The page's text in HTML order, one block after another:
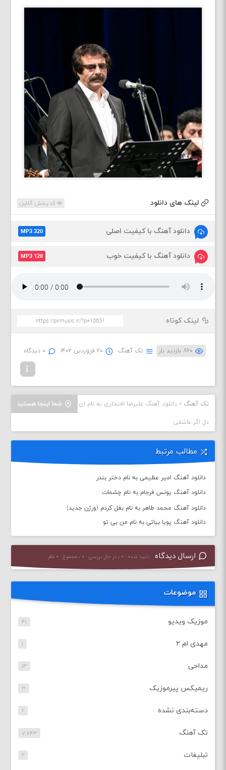
لینک های دانلود کد پخش آنلاین
دانلود آهنگ با کیفیت اصلی MP3 320
دانلود آهنگ با کیفیت خوب MP3 128
لینک کوتاه
۸۶۰ بازدید بار تک آهنگ ۲۰ فروردین ۱۴۰۲ ۰ دیدگاه
شما اینجا هستید تک آهنگ »دانلود آهنگ علیرضا افتخاری به نام ای
دل اگر عاشقی
مطالب مرتبط
دانلود آهنگ امیر عظیمی به نام دختر بندر
دانلود آهنگ یونس فرجام به نام چشمات
دانلود آهنگ محمد طاهر به نام بغل کردم (ورژن جدید)
دانلود آهنگ پویا بیاتی به نام من بی تو
ارسال دیدگاه تایید شده : ۰ ، در حال بررسی : ۰ ، مجموع : ۰ نظر
موضوعات
موزیک ویدیو ۴۱
مهدی ام ۲ ۱
مداحی ۱۳
ریمیکس پیرموزیک ۲۱
دسته‌بندی نشده ۲
تک آهنگ ۷,۷۴۳
تبلیغات ۲